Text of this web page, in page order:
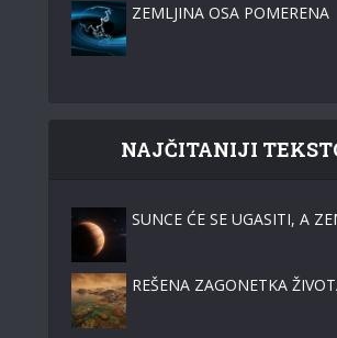
ZEMLJINA OSA POMERENA
NAJČITANIJI
SUNCE ĆE SE UGASITI, A
REŠENA ZAGONETKA